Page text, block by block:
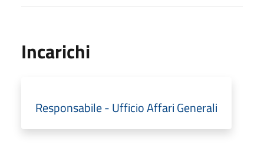
Incarichi
Responsabile - Ufficio Affari Generali